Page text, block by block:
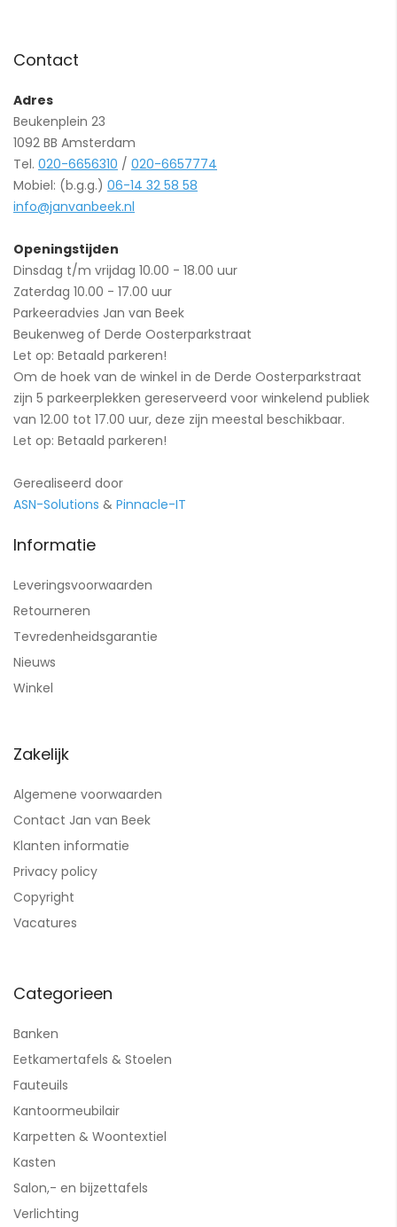
Contact
Adres
Beukenplein 23
1092 BB Amsterdam
Tel. 020-6656310 / 020-6657774
Mobiel: (b.g.g.) 06-14 32 58 58
info@janvanbeek.nl
Openingstijden
Dinsdag t/m vrijdag 10.00 - 18.00 uur
Zaterdag 10.00 - 17.00 uur
Parkeeradvies Jan van Beek
Beukenweg of Derde Oosterparkstraat
Let op: Betaald parkeren!
Om de hoek van de winkel in de Derde Oosterparkstraat
zijn 5 parkeerplekken gereserveerd voor winkelend publiek
van 12.00 tot 17.00 uur, deze zijn meestal beschikbaar.
Let op: Betaald parkeren!
Gerealiseerd door
ASN-Solutions & Pinnacle-IT
Informatie
Leveringsvoorwaarden
Retourneren
Tevredenheidsgarantie
Nieuws
Winkel
Zakelijk
Algemene voorwaarden
Contact Jan van Beek
Klanten informatie
Privacy policy
Copyright
Vacatures
Categorieen
Banken
Eetkamertafels & Stoelen
Fauteuils
Kantoormeubilair
Karpetten & Woontextiel
Kasten
Salon,- en bijzettafels
Verlichting